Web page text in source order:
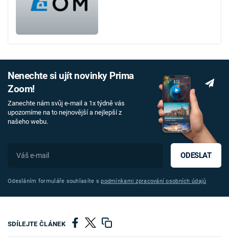
Nenechte si ujít novinky Prima
Zoom!
Zanechte nám svůj e-mail a 1x týdně vás
upozorníme na to nejnovější a nejlepší z
našeho webu.
ODESLAT
Odesláním formuláře souhlasíte spodmínkami zpracování osobních údajů
SDÍLEJTE ČLÁNEK